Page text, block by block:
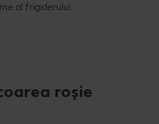
al frigiderului.
roșie